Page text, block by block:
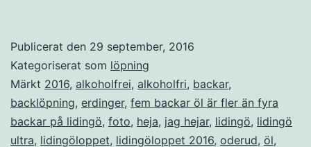
Publicerat den 29 september, 2016
Kategoriserat som löpning
Märkt 2016, alkoholfrei, alkoholfri, backar,
backlöpning, erdinger, fem backar öl är fler än fyra
backar på lidingö, foto, heja, jag hejar, lidingö, lidingö
ultra, lidingöloppet, lidingöloppet 2016, oderud, öl,